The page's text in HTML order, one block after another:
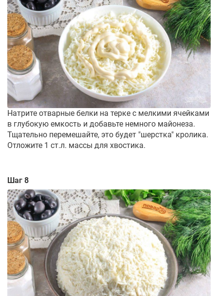
Натрите отварные белки на терке с мелкими ячейками
в глубокую емкость и добавьте немного майонеза.
Тщательно перемешайте, это будет "шерстка" кролика.
Отложите 1 ст.л. массы для хвостика.
Шаг 8